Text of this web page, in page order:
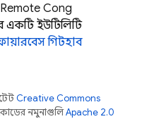
Config
একটি ইউটিলিটি
গিটহাব
Creative Commons
নমুনাগুলিApache 2.0